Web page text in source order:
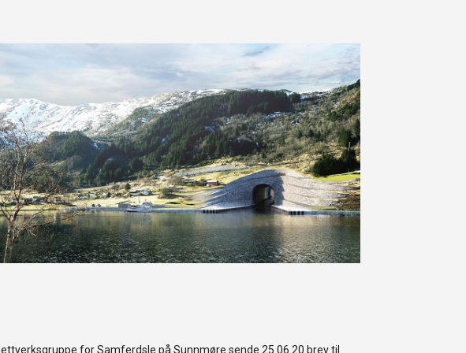
for Samferdsle på Sunnmøre sende 25.06.20 brev til